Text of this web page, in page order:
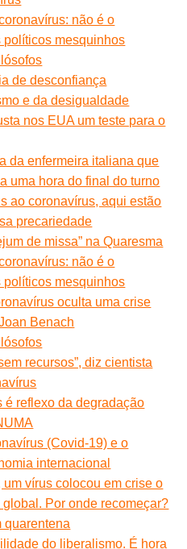
não é o
políticos mesquinhos
de desconfiança
e da desigualdade
nos EUA um teste para o
da enfermeira italiana que
uma hora do final do turno
ao coronavírus, aqui estão
precariedade
de missa” na Quaresma
não é o
políticos mesquinhos
oculta uma crise
Benach
recursos”, diz cientista
é reflexo da degradação
(Covid-19) e o
internacional
um vírus colocou em crise o
Por onde recomeçar?
quarentena
do liberalismo. É hora